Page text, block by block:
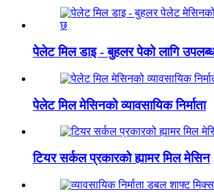
पेलेट मिल डाइ - बुहलर पेको लागि
पेलेट मिल मेसिनको व्यावसायिक निर्माता
टियर सर्कल प्रकारको ह्यामर मिल मेसिन